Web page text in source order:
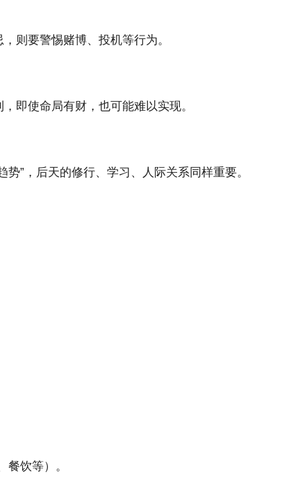
则要警惕赌博、投机等行为。
即使命局有财，也可能难以实现。
”，后天的修行、学习、人际关系同样重要。
饮等）。